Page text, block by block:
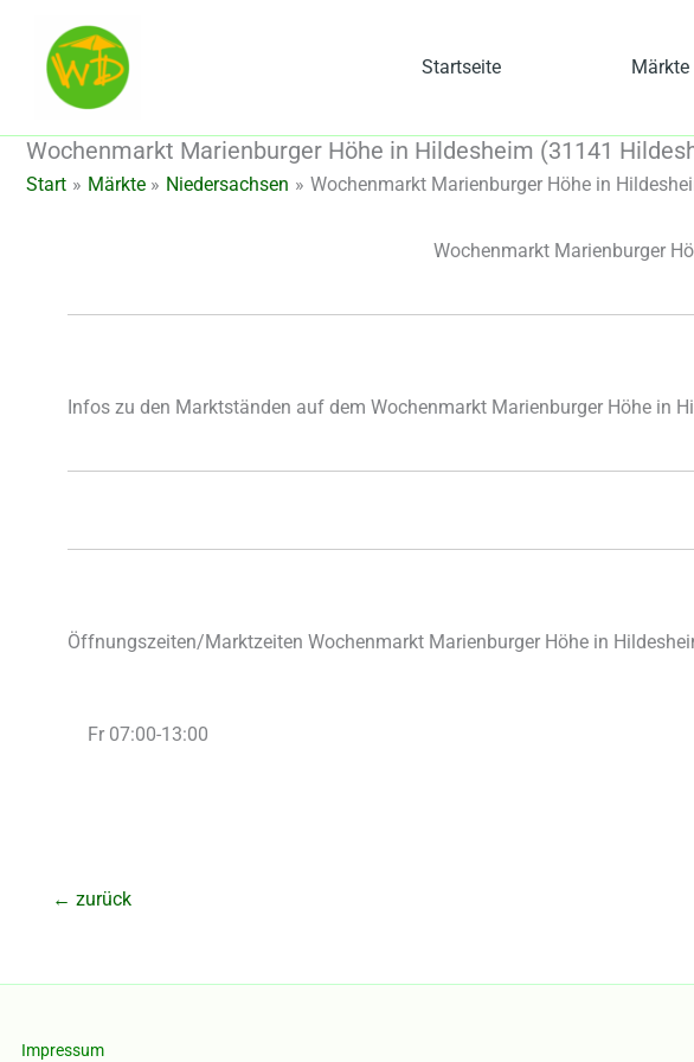
springen
Startseite Märkte
Wochenmarkt Marienburger Höhe in Hildesheim (31141
Start Märkte Niedersachsen Wochenmarkt Marienburger Höhe in
Wochenmarkt Marienburger
Infos zu den Marktständen auf dem Wochenmarkt Marienburger Höhe in
Öffnungszeiten/Marktzeiten Wochenmarkt Marienburger Höhe in
Fr 07:00-13:00
← zurück
Impressum